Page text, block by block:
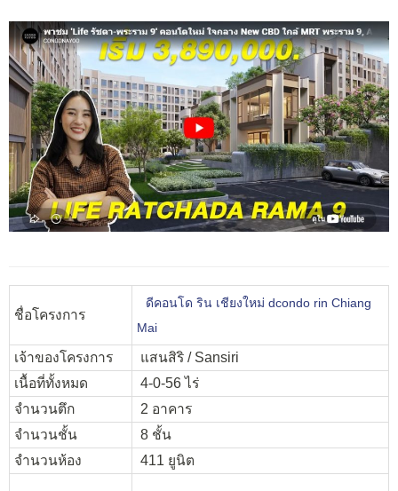
ชื่อโครงการ
ดีคอนโด ริน เชียงใหม่ dcondo rin Chiang
Mai
เจ้าของโครงการ
แสนสิริ / Sansiri
เนื้อที่ทั้งหมด
4-0-56 ไร่
จำนวนตึก
2 อาคาร
จำนวนชั้น
8 ชั้น
จำนวนห้อง
411 ยูนิต